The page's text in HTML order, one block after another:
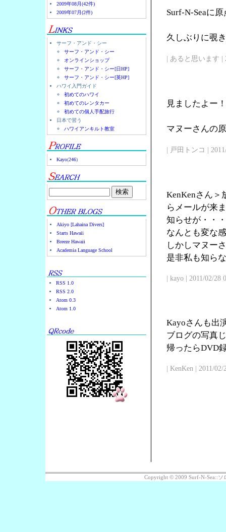
2009年08月(42件)
2009年07月(2件)
サーフ・アンド・シー
サーフ・アンド・シー
オンラインショップ
サーフ・アンド・シー[日HP]
サーフ・アンド・シー[英HP]
ハワイ入門ガイド
初めてのハワイ
初めてのレンタカー
初めての個人手配旅行
日本で習う
ハワイアンキルト教室
Kayo(246)
Akiyo [Lahaina Divers]
Starts Hawaii
Breeze Hawaii
Academia Language School
RSS 1.0
RSS 2.0
Atom 0.3
Atom 1.0
Surf-N-Seaに
久しぶりに覗
| あると思います |
見ましたよー！
マヌーさんの
| 戸田トンコ |
KenKenさん＞
らメールが来
知らせが・・・
なんとも変な
しかしマヌー
是非私も知ら
| kayo | 2011/02/28
Kayoさんも出
ブログの写真
帰ったらDVD
| KenKen | 2011/
Copyright © 2009 Surf-N-Sea::